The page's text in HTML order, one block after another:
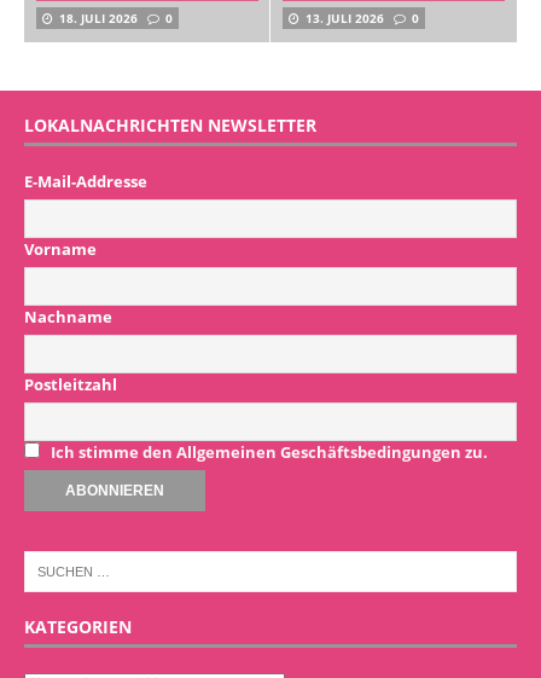
18. JULI 2026 0 13. JULI 2026 0
LOKALNACHRICHTEN NEWSLETTER
E-Mail-Addresse
Vorname
Nachname
Postleitzahl
Ich stimme den Allgemeinen Geschäftsbedingungen zu.
KATEGORIEN